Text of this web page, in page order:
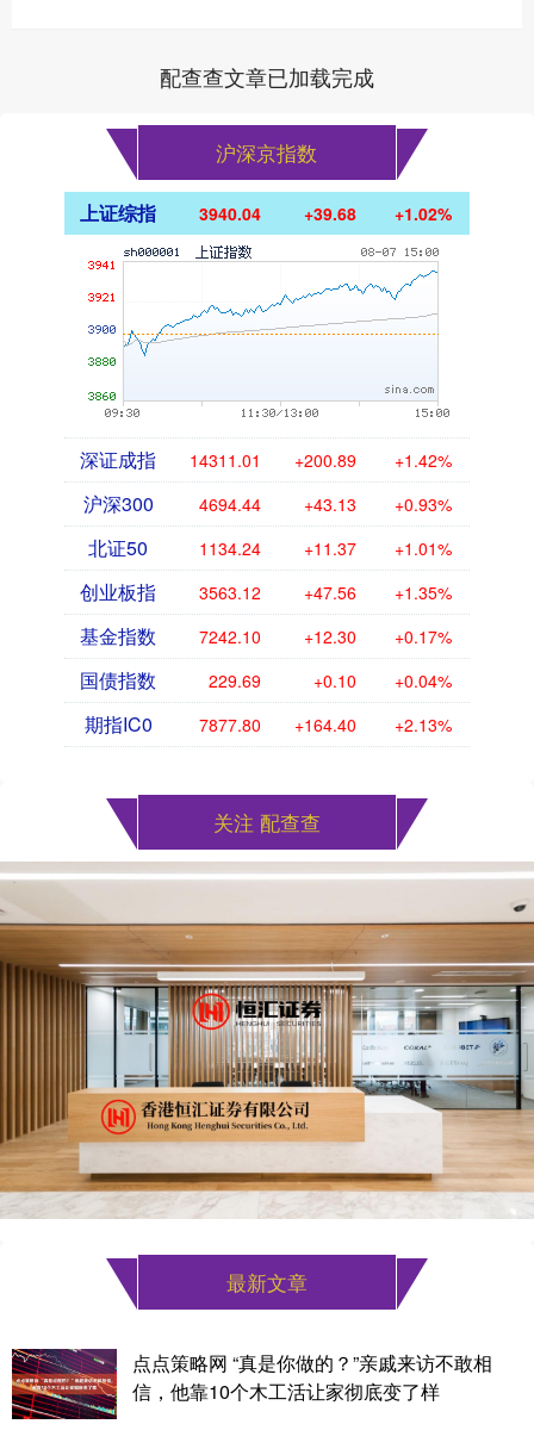
配查查文章已加载完成
沪深京指数
上证综指 3940.04 +39.68 +1.02%
深证成指 14311.01 +200.89 +1.42%
沪深300 4694.44 +43.13 +0.93%
北证50 1134.24 +11.37 +1.01%
创业板指 3563.12 +47.56 +1.35%
基金指数 7242.10 +12.30 +0.17%
国债指数 229.69 +0.10 +0.04%
期指IC0 7877.80 +164.40 +2.13%
关注 配查查
最新文章
点点策略网 “真是你做的？”亲戚来访不敢相
信，他靠10个木工活让家彻底变了样